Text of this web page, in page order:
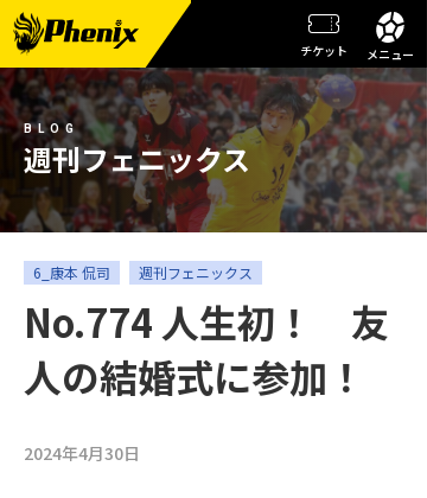
チケット メニュー
チーム情報
メンバー紹介
試合日程・結果
週刊フェニックス
トピックス
観戦ガイド
BLOG
週刊フェニックス
6_康本 侃司 週刊フェニックス
No.774 人生初！ 友
人の結婚式に参加！
2024年4月30日